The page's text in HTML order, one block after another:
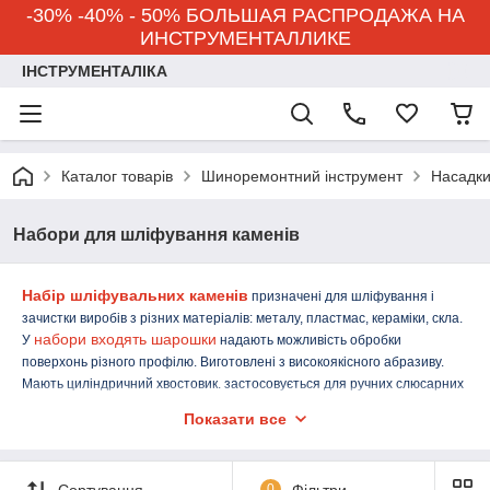
-30% -40% - 50% БОЛЬШАЯ РАСПРОДАЖА НА
ИНСТРУМЕНТАЛЛИКЕ
ІНСТРУМЕНТАЛІКА
Каталог товарів Шиноремонтний інструмент
Набори для шліфування каменів
Набір шліфувальних каменів призначені для шліфування і
зачистки виробів з різних матеріалів: металу, пластмас, кераміки, скла.
У набори входять шарошки надають можливість обробки
поверхонь різного профілю. Виготовлені з високоякісного абразиву.
Мають циліндричний хвостовик. застосовується для ручних слюсарних
фасонних поверхонь, де не можуть бути застосовані шліфувальні
Показати все